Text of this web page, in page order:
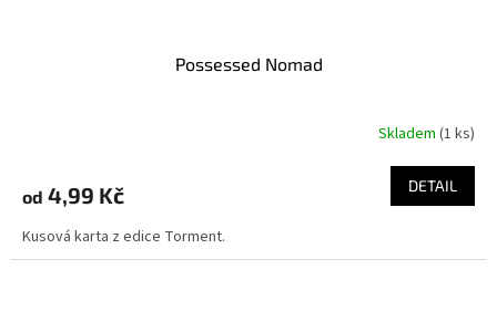
Possessed Nomad
Skladem (1 ks)
od 4,99 Kč DETAIL
Kusová karta z edice Torment.